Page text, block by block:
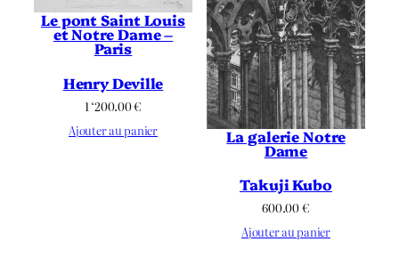
Le pont Saint Louis
et Notre Dame –
Paris
Henry Deville
1 ‘200.00€
Ajouter au panier
La galerie Notre
Dame
Takuji Kubo
600.00€
Ajouter au panier